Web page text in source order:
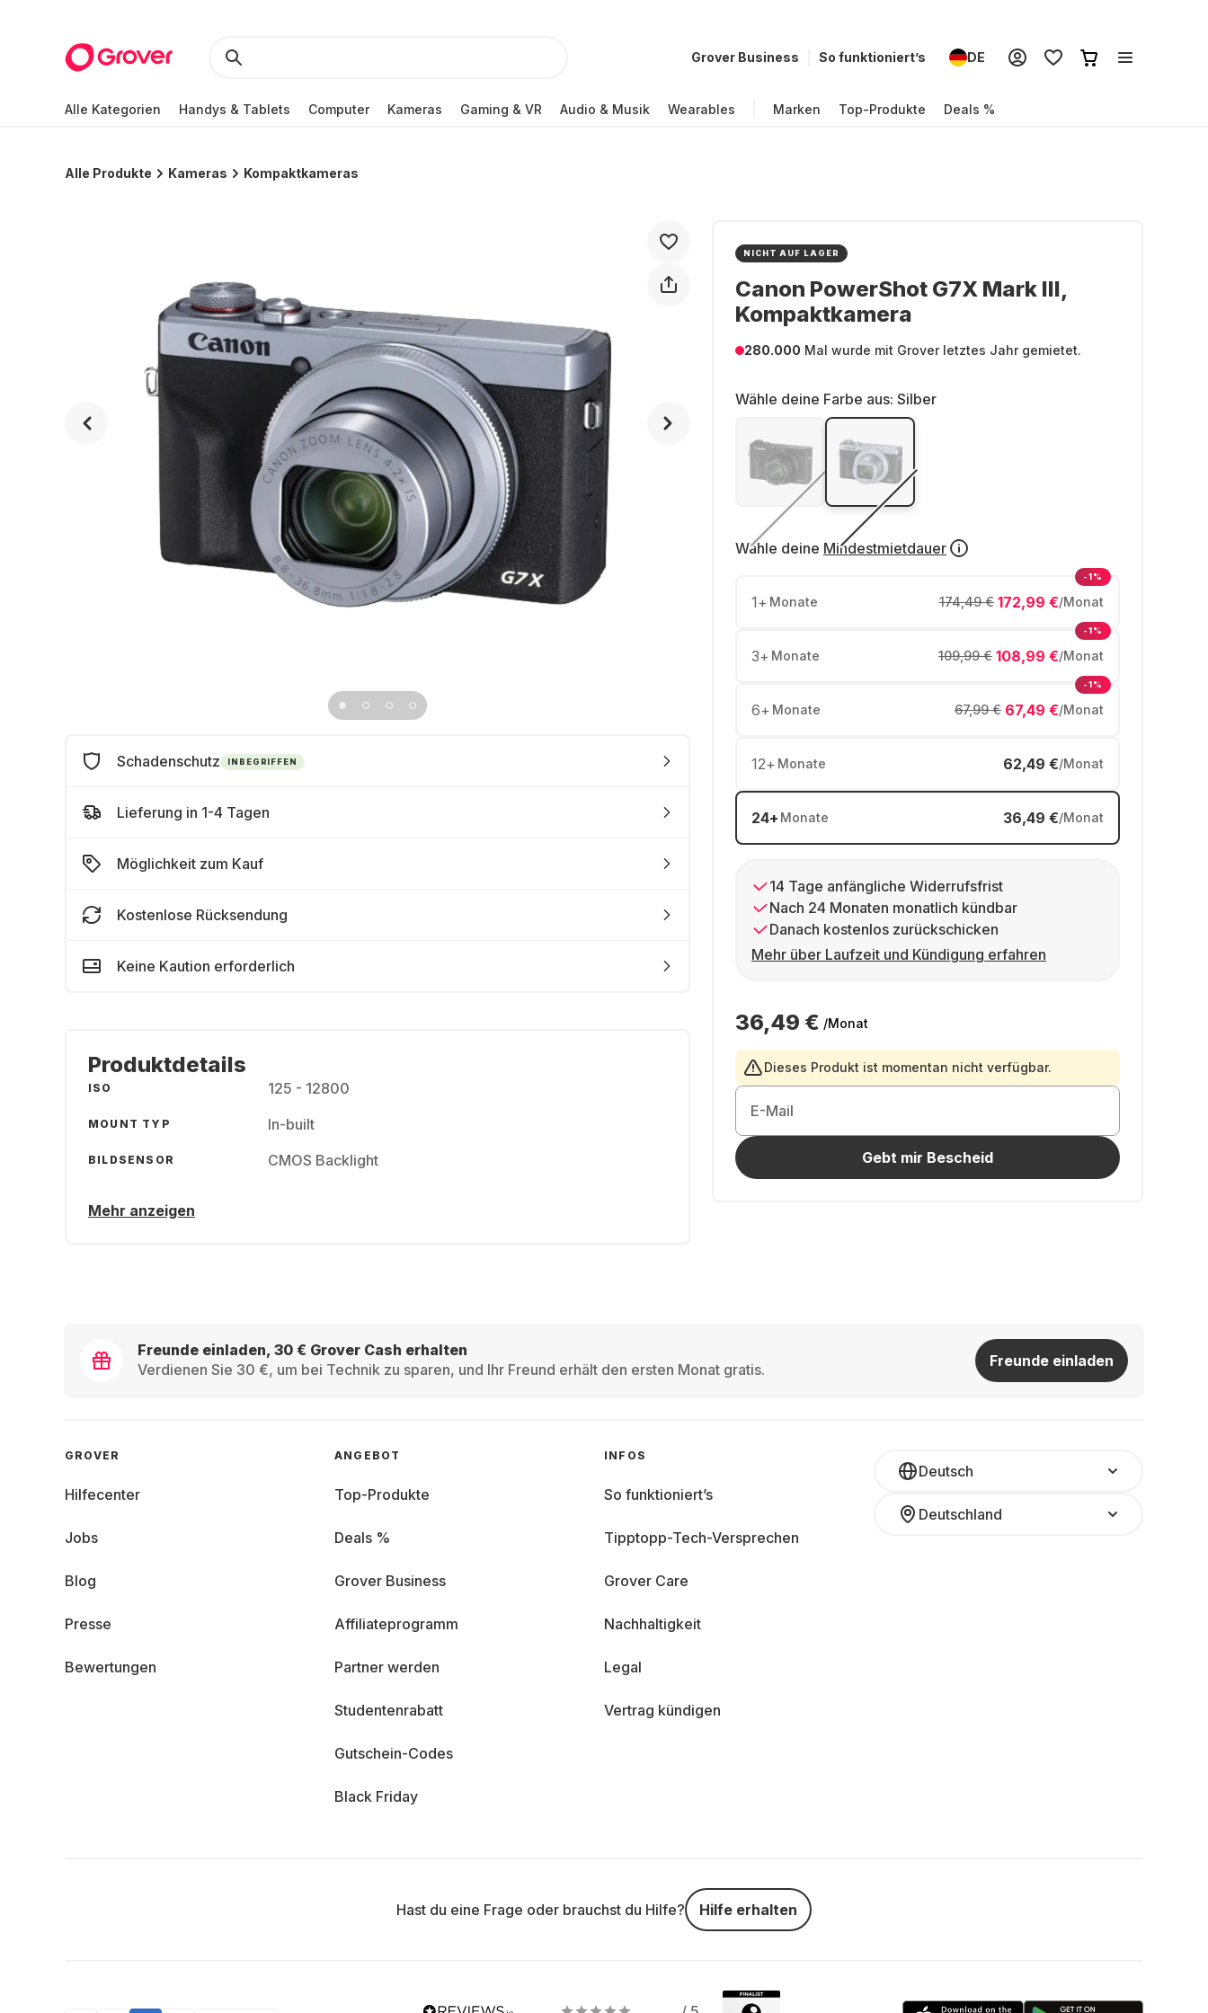
Grover Business So funktioniert’s DE
Alle Kategorien Handys & Tablets Computer Kameras Gaming & VR Audio & Musik Wearables Marken Top-Produkte Deals %
Alle Produkte Kameras Kompaktkameras
NICHT AUF LAGER
Canon PowerShot G7X Mark III,
Kompaktkamera
280.000 Mal wurde mit Grover letztes Jahr gemietet.
Wähle deine Farbe aus: Silber
Wähle deine Mindestmietdauer
1+ Monate 172,99 €/Monat
174,49 €
-1%
3+ Monate 108,99 €/Monat
109,99 €
-1%
6+ Monate 67,49 €/Monat
67,99 €
-1%
12+ Monate 62,49 €/Monat
24+ Monate 36,49 €/Monat
14 Tage anfängliche Widerrufsfrist
Nach 24 Monaten monatlich kündbar
Danach kostenlos zurückschicken
Mehr über Laufzeit und Kündigung erfahren
36,49 € /Monat
Dieses Produkt ist momentan nicht verfügbar.
E-Mail
Gebt mir Bescheid
Schadenschutz INBEGRIFFEN
Lieferung in 1-4 Tagen
Möglichkeit zum Kauf
Kostenlose Rücksendung
Keine Kaution erforderlich
Produktdetails
ISO 125 - 12800
MOUNT TYP In-built
BILDSENSOR CMOS Backlight
Mehr anzeigen
Freunde einladen, 30 € Grover Cash erhalten
Verdienen Sie 30 €, um bei Technik zu sparen, und Ihr Freund erhält den ersten Monat gratis.
Freunde einladen
Deutsch
Deutschland
GROVER
Hilfecenter
Jobs
Blog
Presse
Bewertungen
ANGEBOT
Top-Produkte
Deals %
Grover Business
Affiliateprogramm
Partner werden
Studentenrabatt
Gutschein-Codes
Black Friday
INFOS
So funktioniert’s
Tipptopp-Tech-Versprechen
Grover Care
Nachhaltigkeit
Legal
Vertrag kündigen
Hast du eine Frage oder brauchst du Hilfe? Hilfe erhalten